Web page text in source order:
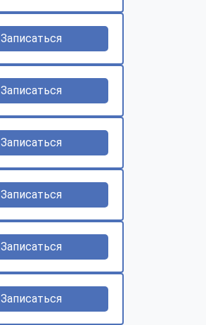
Записаться
Записаться
Записаться
Записаться
Записаться
Записаться